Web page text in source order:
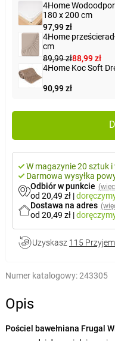
4Home
180 x 200 cm
97,99 zł
4Home
cm
89,99 zł88,99 zł
4Home Koc Soft
90,99 zł
W magazynie 20 sztuk i
Darmowa wysyłka
Odbiór w punkcie
od 20,49 zł |
Dostawa na adres
od 20,49 zł |
Uzyskasz 115
Numer katalogowy:243305
Opis
Pościel bawełniana Frugal